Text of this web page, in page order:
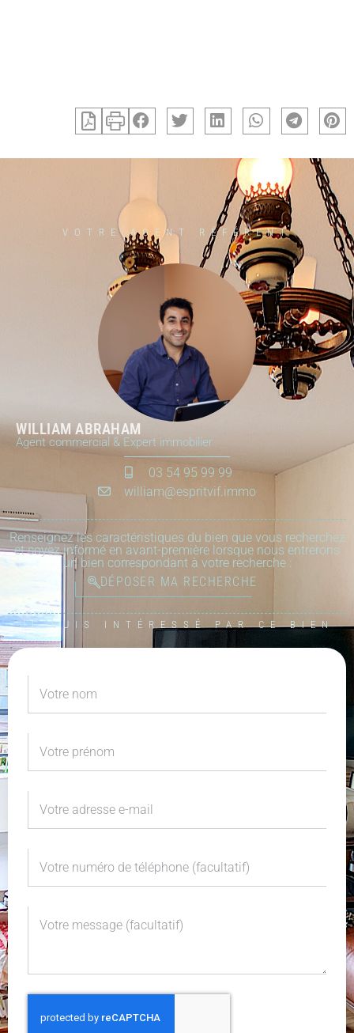
VOTRE AGENT RÉFÉRENT
WILLIAM ABRAHAM
Agent commercial & Expert immobilier
03 54 95 99 99
william@espritvif.immo
Renseignez les caractéristiques du bien que vous recherchez
et soyez informé en avant-première lorsque nous entrerons
un bien correspondant à votre recherche :
DÉPOSER MA RECHERCHE
JE SUIS INTÉRESSÉ PAR CE BIEN